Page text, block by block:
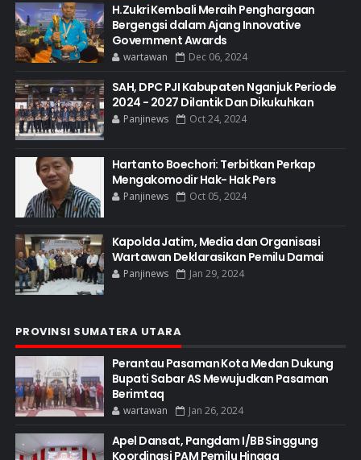
H.Zukri Kembali Meraih Penghargaan
Bergengsi dalam Ajang Innovative
Government Awards
wartawan Dec 06, 2024
SAH, DPC PJI Kabupaten Nganjuk Periode
2024 - 2027 Dilantik Dan Dikukuhkan
Panjinews Oct 24, 2024
Hartanto Boechori: Terbitkan Perkap
Mengakomodir Hak- Hak Pers
Panjinews Oct 05, 2024
Kapolda Jatim, Media dan Organisasi
Wartawan Deklarasikan Pemilu Damai
Panjinews Jan 29, 2024
PROVINSI SUMATERA UTARA
Perantau Pasaman Kota Medan Dukung
Bupati Sabar AS Mewujudkan Pasaman
Berimtaq
wartawan Jan 26, 2024
Apel Dansat, Pangdam I/BB Singgung
Koordinasi PAM Pemilu Hingga